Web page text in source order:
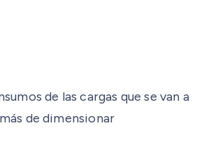
de las cargas que se van a
de dimensionar